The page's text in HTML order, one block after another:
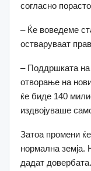
согласно
– Ќе воведеме
остваруваат
– Поддршката на
отворање на
ќе биде 140
издвојуваше
Затоа промени
нормална земја.
дадат